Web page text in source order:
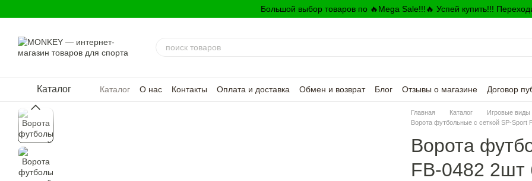
Большой выбор товаров по 🔥Mega Sale!!!🔥 Успей купить!!!
Каталог Каталог О нас Контакты Оплата и доставка Обмен и возврат Блог Отзывы о магазине
Договор
Главная Каталог
Игровые виды
Ворота футбольные с сеткой SP-Sport
Ворота
FB-0482 2шт